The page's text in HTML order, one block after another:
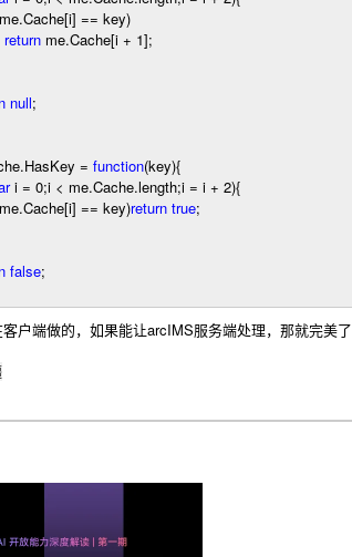
== key)
return me.Cache[i + 1];
null;
= function(key){
i = 0;i < me.Cache.length;i = i + 2){
== key)return true;
false;
户端做的，如果能让arcIMS服务端处理，那就完美了